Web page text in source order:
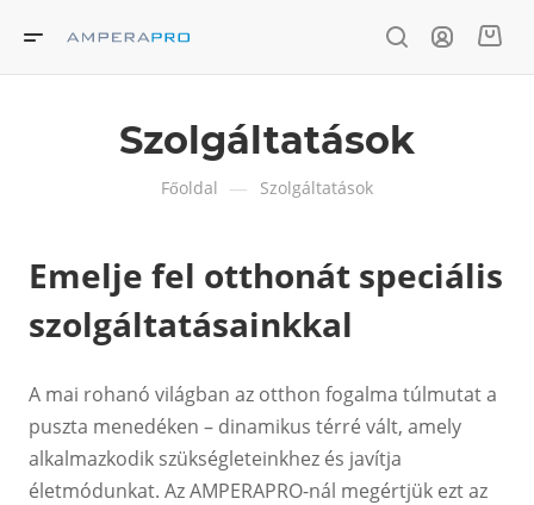
Szolgáltatások
Főoldal — Szolgáltatások
Emelje fel otthonát speciális
szolgáltatásainkkal
A mai rohanó világban az otthon fogalma túlmutat a
puszta menedéken – dinamikus térré vált, amely
alkalmazkodik szükségleteinkhez és javítja
életmódunkat. Az AMPERAPRO-nál megértjük ezt az